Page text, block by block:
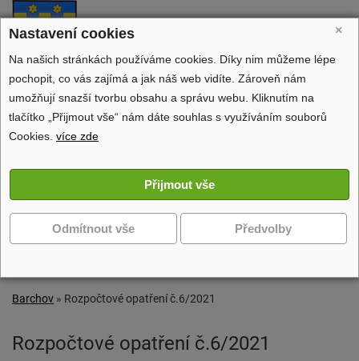
Barchov
oficiální stránky obce
Obecní úřad
Volný čas
Zobrazit další navigaci
Barchov » Rozpočtové opatření č.6/2021
Rozpočtové opatření č.6/2021
×
Nastavení cookies
Na našich stránkách používáme cookies. Díky nim můžeme lépe
pochopit, co vás zajímá a jak náš web vidíte. Zároveň nám
umožňují snazší tvorbu obsahu a správu webu. Kliknutím na
tlačítko „Přijmout vše“ nám dáte souhlas s využíváním souborů
Cookies. více zde